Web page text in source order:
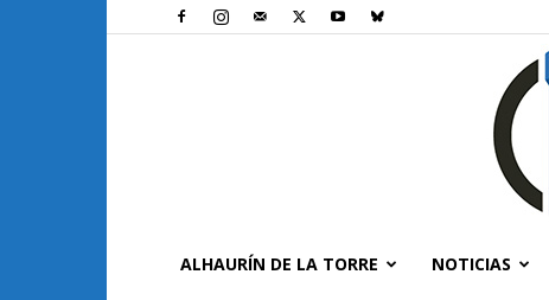
ALHAURÍN DE LA TORRE NOTICIAS